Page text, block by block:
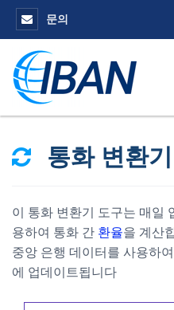
문의
통화 변환기
이 통화 변환기 도구는 매일
용하여 통화 간 환율을 계산
중앙 은행 데이터를 사용하
에 업데이트됩니다